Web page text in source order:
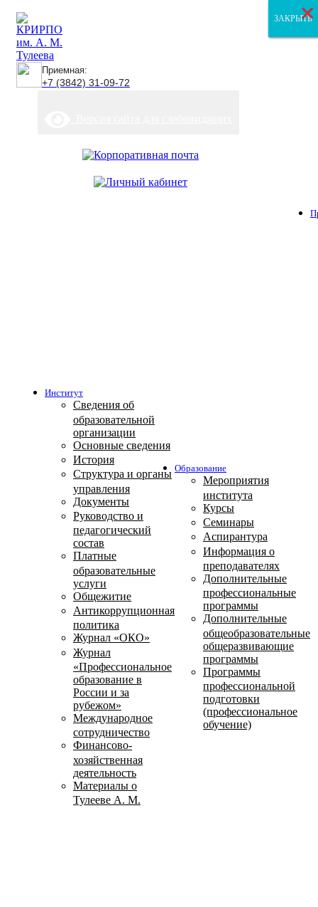
Приемная:
+7 (3842) 31-09-72
Институт
Сведения об
образовательной
организации
Основные сведения
История
Структура и органы
управления
Документы
Руководство и
педагогический
состав
Платные
образовательные
услуги
Общежитие
Антикоррупционная
политика
Журнал «ОКО»
Журнал
«Профессиональное
образование в
России и за
рубежом»
Международное
сотрудничество
Финансово-
хозяйственная
деятельность
Материалы о
Тулееве А. М.
Образование
Мероприятия
института
Курсы
Семинары
Аспирантура
Информация о
преподавателях
Дополнительные
профессиональные
программы
Дополнительные
общеобразовательные
общеразвивающие
программы
Программы
профессиональной
подготовки
(профессиональное
обучение)
ЗАКРЫТЬ
ЗАКРЫТЬ
ЗАКРЫТЬ
×
×
×